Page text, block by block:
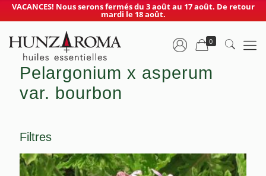
VACANCES! Nous serons fermés du 3 août au 17 août. De retour
mardi le 18 août.
0
Pelargonium x asperum
var. bourbon
Filtres